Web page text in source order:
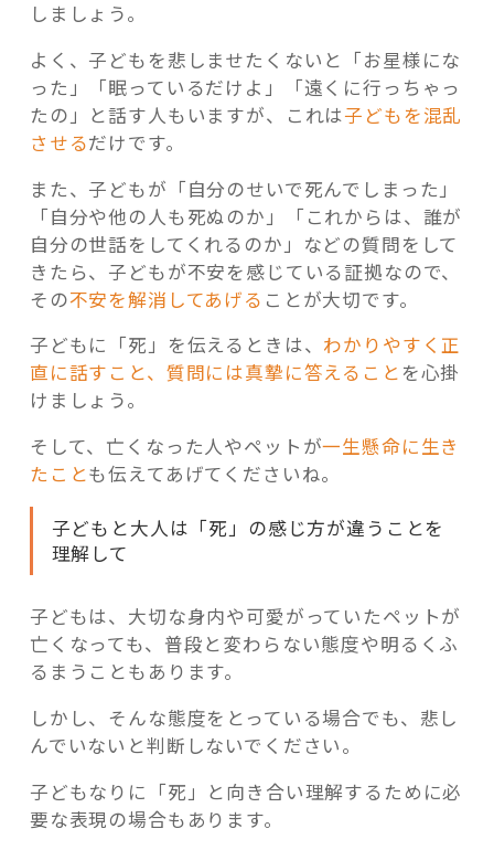
しましょう。
よく、子どもを悲しませたくないと「お星様にな
った」「眠っているだけよ」「遠くに行っちゃっ
たの」と話す人もいますが、これは子どもを混乱
させるだけです。
また、子どもが「自分のせいで死んでしまった」
「自分や他の人も死ぬのか」「これからは、誰が
自分の世話をしてくれるのか」などの質問をして
きたら、子どもが不安を感じている証拠なので、
その不安を解消してあげる ことが大切です。
子どもに「死」を伝えるときは、 わかりやすく正
直に話すこと、質問には真摯に答えること を心掛
けましょう。
そして、亡くなった人やペットが一生懸命に生き
たことも伝えてあげてくださいね。
子どもと大人は「死」の感じ方が違うことを
理解して
子どもは、大切な身内や可愛がっていたペットが
亡くなっても、普段と変わらない態度や明るくふ
るまうこともあります。
しかし、そんな態度をとっている場合でも、悲し
んでいないと判断しないでください。
子どもなりに「死」と向き合い理解するために必
要な表現の場合もあります。